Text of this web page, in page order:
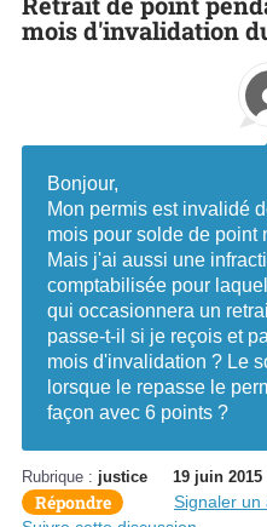
mois d'invalidation
Bonjour,
Mon permis est invalidé
mois pour solde de point
Mais j'ai aussi une
comptabilisée pour
qui occasionnera un
passe-t-il si je reçois et
mois d'invalidation ? Le
lorsque le repasse le
façon avec 6 points ?
Rubrique : justice 19 juin 2015
Répondre
Signaler un